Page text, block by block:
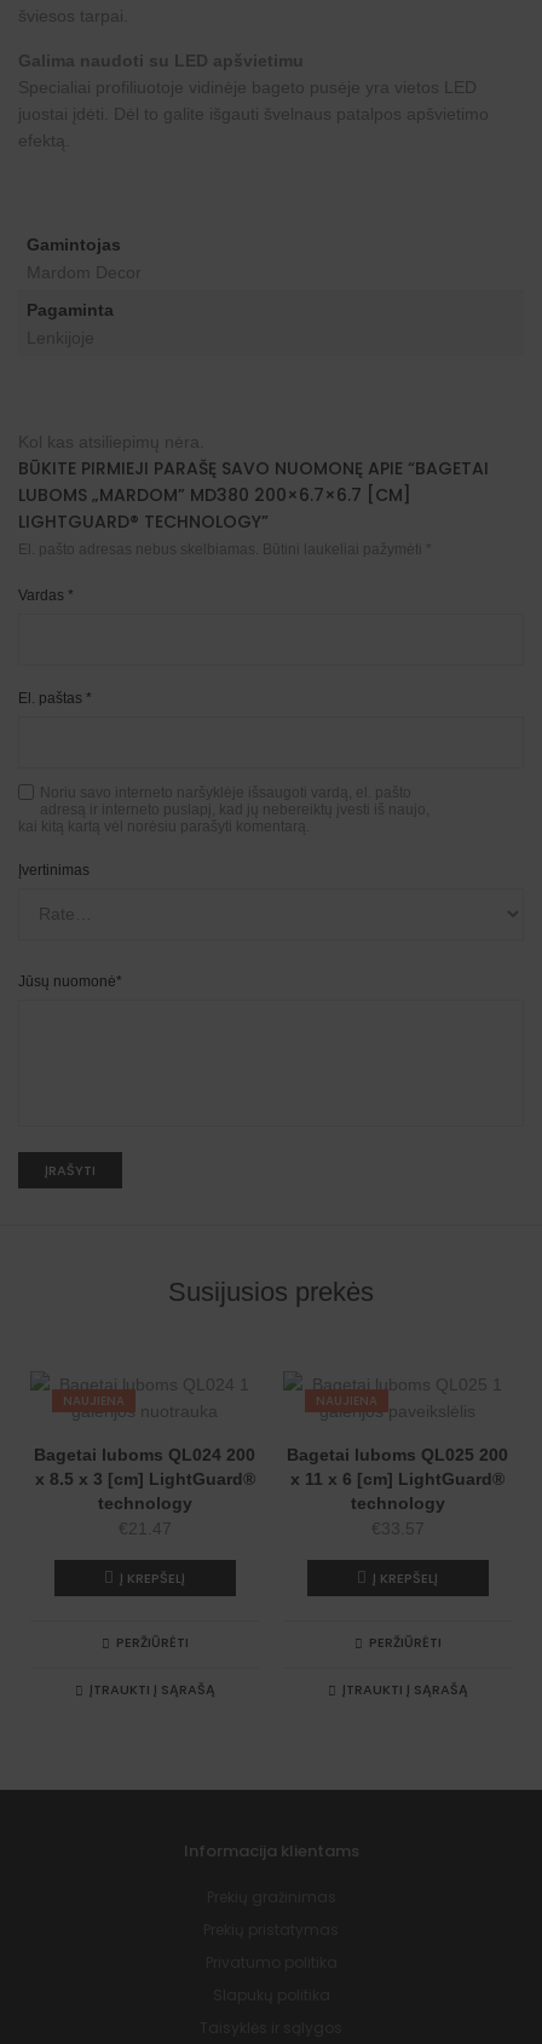
šviesos tarpai.
Galima naudoti su LED apšvietimu
Specialiai profiliuotoje vidinėje bageto pusėje yra vietos LED
juostai įdėti. Dėl to galite išgauti švelnaus patalpos apšvietimo
efektą.
Gamintojas
Mardom Decor
Pagaminta
Kol kas atsiliepimų nėra.
BŪKITE PIRMIEJI PARAŠĘ SAVO NUOMONĘ APIE “BAGETAI
LUBOMS „MARDOM” MD380 200×6.7×6.7 [CM]
LIGHTGUARD® TECHNOLOGY”
El. pašto adresas nebus skelbiamas. Būtini laukeliai pažymėti
Vardas *
El. paštas *
Noriu savo interneto naršyklėje išsaugoti vardą, el. pašto
adresą ir interneto puslapį, kad jų nebereiktų įvesti iš naujo,
kai kitą kartą vėl norėsiu parašyti komentarą.
Įvertinimas
Jūsų nuomonė*
:
Susijusios prekės
NAUJIENA
Bagetai luboms QL024 200
x 8.5 x 3 [cm] LightGuard®
technology
€21.47
Į KREPŠELĮ
PERŽIŪRĖTI
ĮTRAUKTI Į SĄRAŠĄ
NAUJIENA
Bagetai luboms QL025 200
x 11 x 6 [cm] LightGuard®
technology
€33.57
Į KREPŠELĮ
PERŽIŪRĖTI
ĮTRAUKTI Į SĄRAŠĄ
Informacija klientams